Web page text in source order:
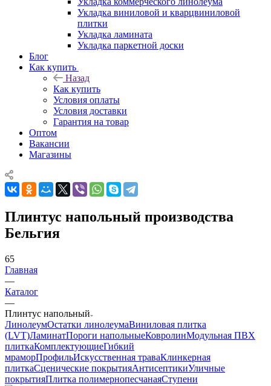
Укладка виниловой и кварцвиниловой
плитки
Укладка ламината
Укладка паркетной доски
Блог
Как купить
Назад
Как купить
Условия оплаты
Условия доставки
Гарантия на товар
Оптом
Вакансии
Магазины
Плинтус напольный производства
Бельгия
65
Главная
—
Каталог
—
Плинтус напольный
ЛинолеумОстатки линолеумаВиниловая плитка
(LVT)ЛаминатПороги напольныеКовролинМодульная ПВХ
плиткаКомплектующиеГибкий
мраморПрофильИскусственная траваКлинкерная
плиткаСценические покрытияАнтисептикиУличные
покрытияПлитка полимернопесчанаяСтупени